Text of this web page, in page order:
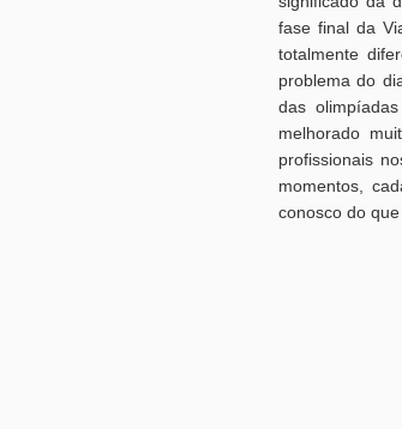
fase final da
totalmente
problema do
das
melhorado
profissionais
momentos,
conosco do